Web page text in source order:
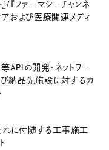
/『ファーマシーチャンネ
アおよび医療関連メディ
APIの開発・ネットワー
納品先施設に対するカ
れに付随する工事施工